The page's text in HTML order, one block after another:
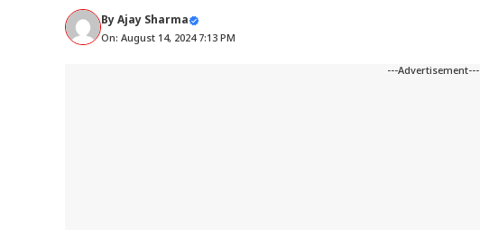
ByAjay Sharma
On: August 14, 2024 7:13 PM
---Advertisement---